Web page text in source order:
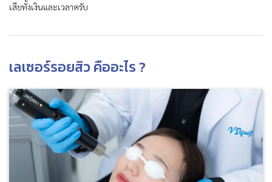
เสียทั้งเงินและเวลาครับ
เลเซอร์รอยสิว คืออะไร ?